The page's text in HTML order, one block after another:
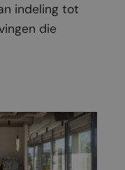
indeling tot
die